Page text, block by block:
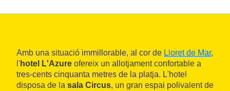
Amb una situació immillorable, al cor de Lloret de Mar,
l'hotel L'Azure ofereix un allotjament confortable a
tres-cents cinquanta metres de la platja. L'hotel
disposa de la sala Circus, un gran espai polivalent de